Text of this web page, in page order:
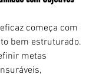
começa com
bem estruturado.
metas